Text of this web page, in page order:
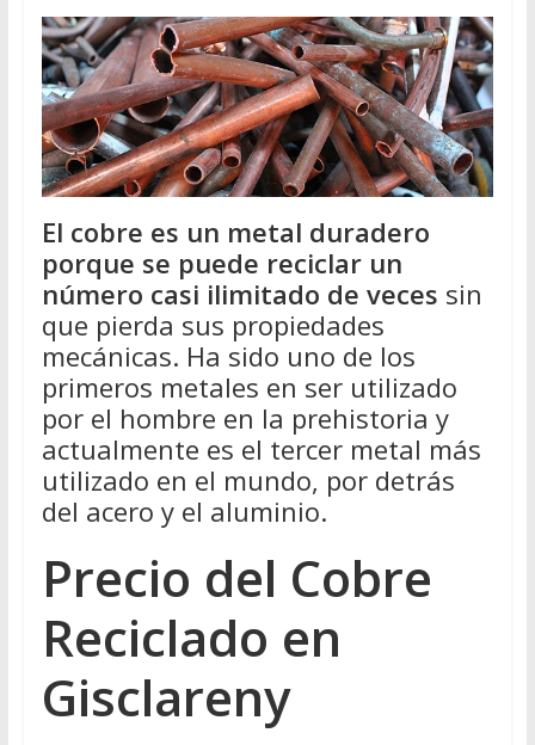
El cobre es un metal duradero
porque se puede reciclar un
número casi ilimitado de veces sin
que pierda sus propiedades
mecánicas. Ha sido uno de los
primeros metales en ser utilizado
por el hombre en la prehistoria y
actualmente es el tercer metal más
utilizado en el mundo, por detrás
del acero y el aluminio.
Precio del Cobre
Reciclado en
Gisclareny